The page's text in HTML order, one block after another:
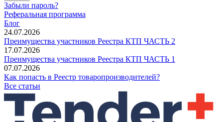
Забыли пароль?
Реферальная программа
Блог
24.07.2026
Преимущества участников Реестра КТП ЧАСТЬ 2
17.07.2026
Преимущества участников Реестра КТП ЧАСТЬ 1
07.07.2026
Как попасть в Реестр товаропроизводителей?
Все статьи